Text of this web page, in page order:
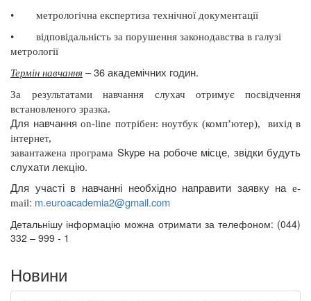
•
метрологічна експертиза технічної документації
•
відповідальність за порушення законодавства в галузі
метрології
Термін навчання – 36 академічних годин.
За результатами навчання слухач отримує посвідчення
встановленого зразка.
Для навчання on-line потрібен: ноутбук (комп’ютер),
вихід в
інтернет,
завантажена програма Skypeна робоче місце, звідки будуть
слухати лекцію.
Для участі в навчанні необхідно направити заявку на e-
mail: m.euroacademia2@gmail.com
Детальнішу інформацію можна отримати за телефоном: (044)
332 – 999 - 1
Новини